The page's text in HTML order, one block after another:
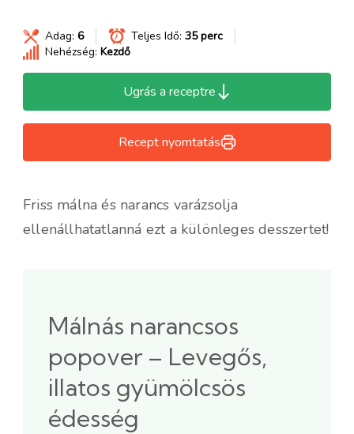
Adag: 6 Teljes Idő: 35 perc
Nehézség: Kezdő
Ugrás a receptre
Recept nyomtatás
Friss málna és narancs varázsolja
ellenállhatatlanná ezt a különleges desszertet!
Málnás narancsos
popover – Levegős,
illatos gyümölcsös
édesség